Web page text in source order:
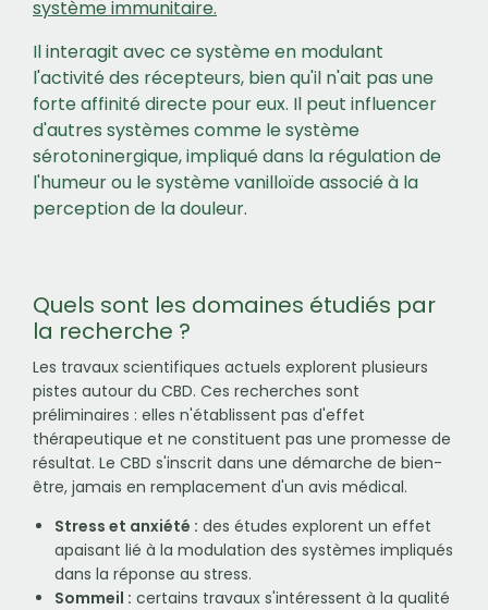
système immunitaire.
Il interagit avec ce système en modulant
l'activité des récepteurs, bien qu'il n'ait pas une
forte affinité directe pour eux. Il peut influencer
d'autres systèmes comme le système
sérotoninergique, impliqué dans la régulation de
l'humeur ou le système vanilloïde associé à la
perception de la douleur.
Quels sont les domaines étudiés par
la recherche ?
Les travaux scientifiques actuels explorent plusieurs
pistes autour du CBD. Ces recherches sont
préliminaires : elles n'établissent pas d'effet
thérapeutique et ne constituent pas une promesse de
résultat. Le CBD s'inscrit dans une démarche de bien-
être, jamais en remplacement d'un avis médical.
Stress et anxiété : des études explorent un effet
apaisant lié à la modulation des systèmes impliqués
dans la réponse au stress.
Sommeil : certains travaux s'intéressent à la qualité